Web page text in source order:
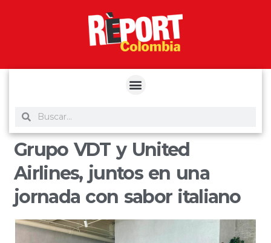
Grupo VDT y United
Airlines, juntos en una
jornada con sabor italiano